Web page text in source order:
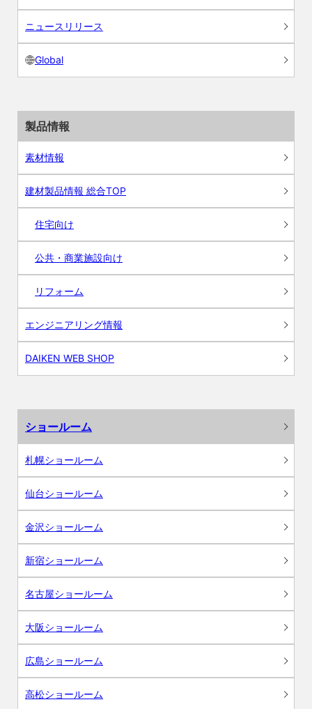
ニュースリリース
Global
製品情報
素材情報
建材製品情報 総合TOP
住宅向け
公共・商業施設向け
リフォーム
エンジニアリング情報
DAIKEN WEB SHOP
ショールーム
札幌ショールーム
仙台ショールーム
金沢ショールーム
新宿ショールーム
名古屋ショールーム
大阪ショールーム
広島ショールーム
高松ショールーム